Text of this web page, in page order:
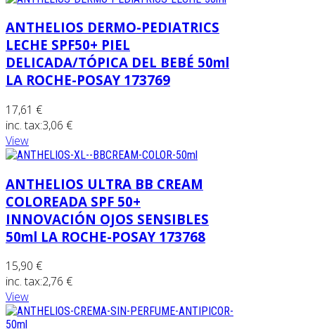
ANTHELIOS DERMO-PEDIATRICS
LECHE SPF50+ PIEL
DELICADA/TÓPICA DEL BEBÉ 50ml
LA ROCHE-POSAY 173769
17,61 €
inc. tax:3,06 €
View
ANTHELIOS ULTRA BB CREAM
COLOREADA SPF 50+
INNOVACIÓN OJOS SENSIBLES
50ml LA ROCHE-POSAY 173768
15,90 €
inc. tax:2,76 €
View